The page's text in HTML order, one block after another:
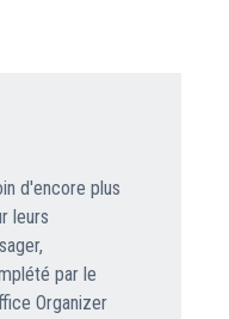
d'encore plus
leurs
par le
Organizer